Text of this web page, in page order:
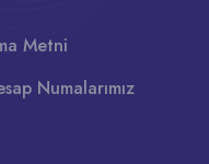
Metni
Numalarımız